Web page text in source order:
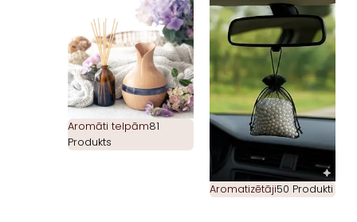
Aromāti telpām81
Produkts
Aromatizētāji50 Produkti